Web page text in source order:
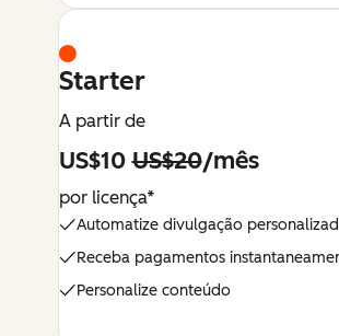
Starter
A partir de
US$10US$20/mês
por licença*
Automatize divulgação
Receba pagamentos
Personalize conteúdo